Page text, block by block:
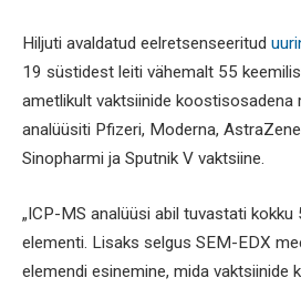
Hiljuti avaldatud eelretsenseeritud
19 süstidest leiti vähemalt 55
ametlikult vaktsiinide koostisosadena
analüüsiti Pfizeri, Moderna,
Sinopharmi ja Sputnik V vaktsiine.
„ICP-MS analüüsi abil tuvastati
elementi. Lisaks selgus SEM-EDX
elemendi esinemine, mida vaktsiinide